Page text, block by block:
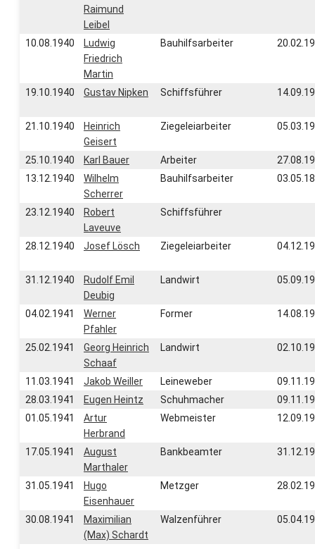
Raimund
Leibel
10.08.1940
Ludwig
Friedrich
Martin
Bauhilfsarbeiter
19.10.1940 Gustav Nipken Schiffsführer
21.10.1940
Heinrich
Geisert
Ziegeleiarbeiter
25.10.1940 Karl Bauer Arbeiter
13.12.1940
Wilhelm
Scherrer
Bauhilfsarbeiter
23.12.1940
Robert
Laveuve
Schiffsführer
28.12.1940 Josef Lösch Ziegeleiarbeiter
31.12.1940
Rudolf Emil
Deubig
Landwirt
04.02.1941
Werner
Pfahler
Former
25.02.1941
Georg Heinrich
Schaaf
Landwirt
11.03.1941 Jakob Weiller Leineweber
28.03.1941
Eugen Heintz Schuhmacher
01.05.1941
Artur
Herbrand
Webmeister
17.05.1941
August
Marthaler
Bankbeamter
31.05.1941
Hugo
Eisenhauer
Metzger
30.08.1941
Maximilian
(Max) Schardt
Walzenführer